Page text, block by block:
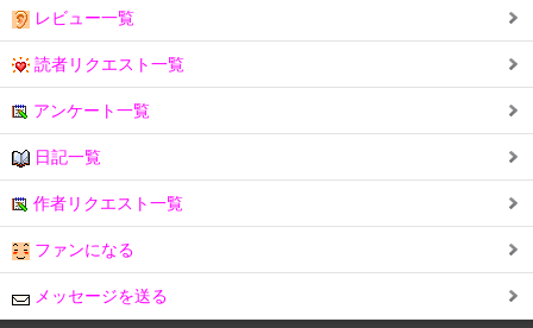
レビュー一覧
読者リクエスト一覧
アンケート一覧
日記一覧
作者リクエスト一覧
ファンになる
メッセージを送る